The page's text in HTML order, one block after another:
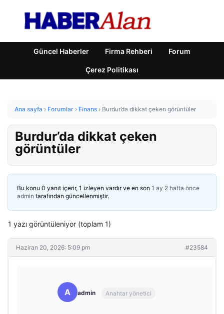
Güncel Haberler Firma Rehberi Forum
Çerez Politikası
Ana sayfa › Forumlar › Finans › Burdur’da dikkat çeken görüntüler
Burdur’da dikkat çeken
görüntüler
Bu konu 0 yanıt içerir, 1 izleyen vardır ve en son 1 ay 2 hafta önce
admin tarafından güncellenmiştir.
1 yazı görüntüleniyor (toplam 1)
Haziran 20, 2026: 5:09 pm #23584
A admin Anahtar yönetici